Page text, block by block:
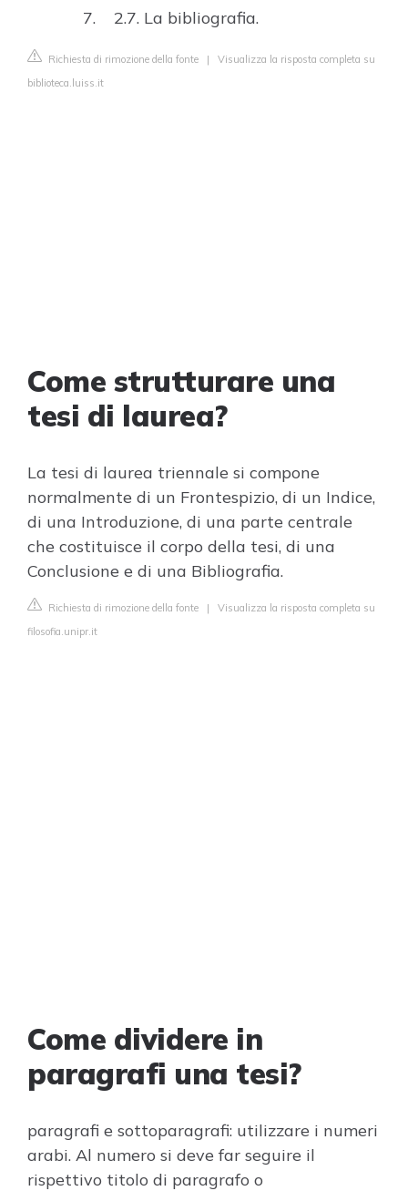
2.7. La bibliografia.
Richiesta di rimozione della fonte | Visualizza la risposta completa su
biblioteca.luiss.it
Come strutturare una
tesi di laurea?
La tesi di laurea triennale si compone
normalmente di un Frontespizio, di un Indice,
di una Introduzione, di una parte centrale
che costituisce il corpo della tesi, di una
Conclusione e di una Bibliografia.
Richiesta di rimozione della fonte | Visualizza la risposta completa su
filosofia.unipr.it
Come dividere in
paragrafi una tesi?
paragrafi e sottoparagrafi: utilizzare i numeri
arabi. Al numero si deve far seguire il
rispettivo titolo di paragrafo o